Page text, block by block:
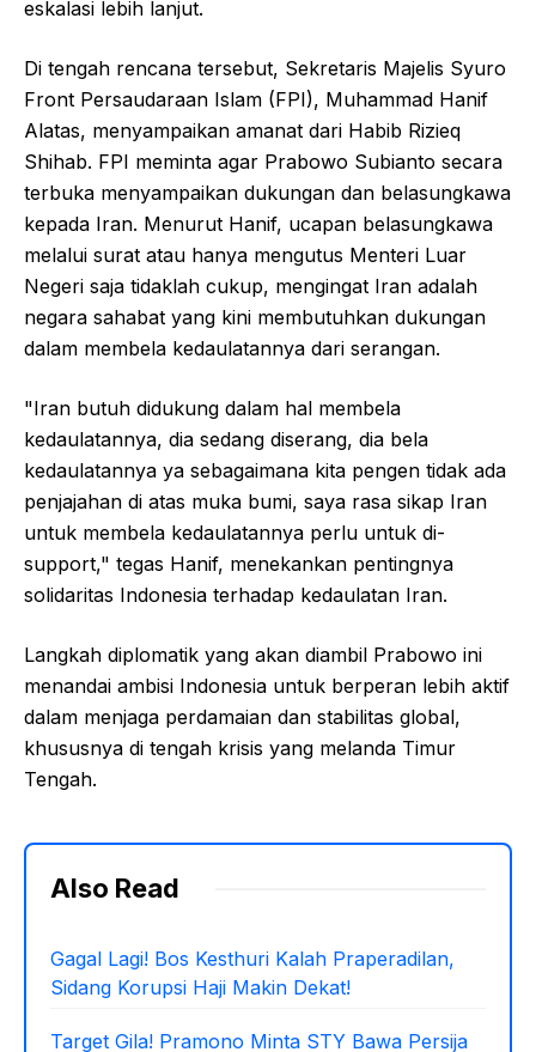
eskalasi lebih lanjut.
Di tengah rencana tersebut, Sekretaris Majelis Syuro
Front Persaudaraan Islam (FPI), Muhammad Hanif
Alatas, menyampaikan amanat dari Habib Rizieq
Shihab. FPI meminta agar Prabowo Subianto secara
terbuka menyampaikan dukungan dan belasungkawa
kepada Iran. Menurut Hanif, ucapan belasungkawa
melalui surat atau hanya mengutus Menteri Luar
Negeri saja tidaklah cukup, mengingat Iran adalah
negara sahabat yang kini membutuhkan dukungan
dalam membela kedaulatannya dari serangan.
"Iran butuh didukung dalam hal membela
kedaulatannya, dia sedang diserang, dia bela
kedaulatannya ya sebagaimana kita pengen tidak ada
penjajahan di atas muka bumi, saya rasa sikap Iran
untuk membela kedaulatannya perlu untuk di-
support," tegas Hanif, menekankan pentingnya
solidaritas Indonesia terhadap kedaulatan Iran.
Langkah diplomatik yang akan diambil Prabowo ini
menandai ambisi Indonesia untuk berperan lebih aktif
dalam menjaga perdamaian dan stabilitas global,
khususnya di tengah krisis yang melanda Timur
Tengah.
Also Read
Gagal Lagi! Bos Kesthuri Kalah Praperadilan,
Sidang Korupsi Haji Makin Dekat!
Target Gila! Pramono Minta STY Bawa Persija